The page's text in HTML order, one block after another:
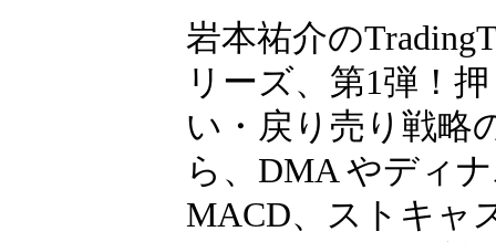
ト上で再現する
岩本祐介の
リーズ、第1弾！
い・戻り売り戦略
ら、DMA やディ